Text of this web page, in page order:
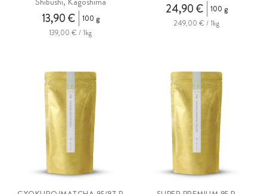
13,90 €
100 g
139,00 € / 1kg
24,90 €
100 g
249,00 € / 1kg